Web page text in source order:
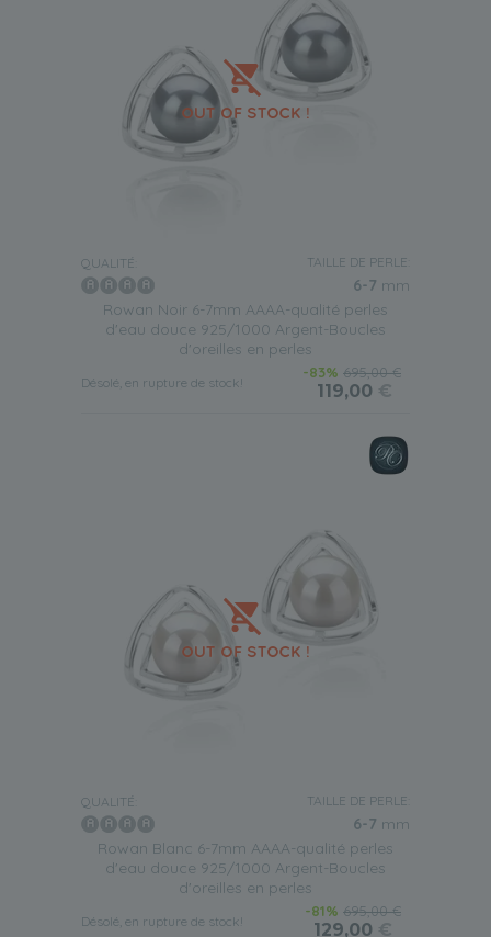
QUALITÉ: TAILLE DE PERLE:
6-7 mm
Rowan Noir 6-7mm AAAA-qualité perles
d'eau douce 925/1000 Argent-Boucles
d'oreilles en perles
Désolé, en rupture de stock!
-83% 695,00 €
119,00 €
QUALITÉ: TAILLE DE PERLE:
6-7 mm
Rowan Blanc 6-7mm AAAA-qualité perles
d'eau douce 925/1000 Argent-Boucles
d'oreilles en perles
Désolé, en rupture de stock!
-81% 695,00 €
129,00 €